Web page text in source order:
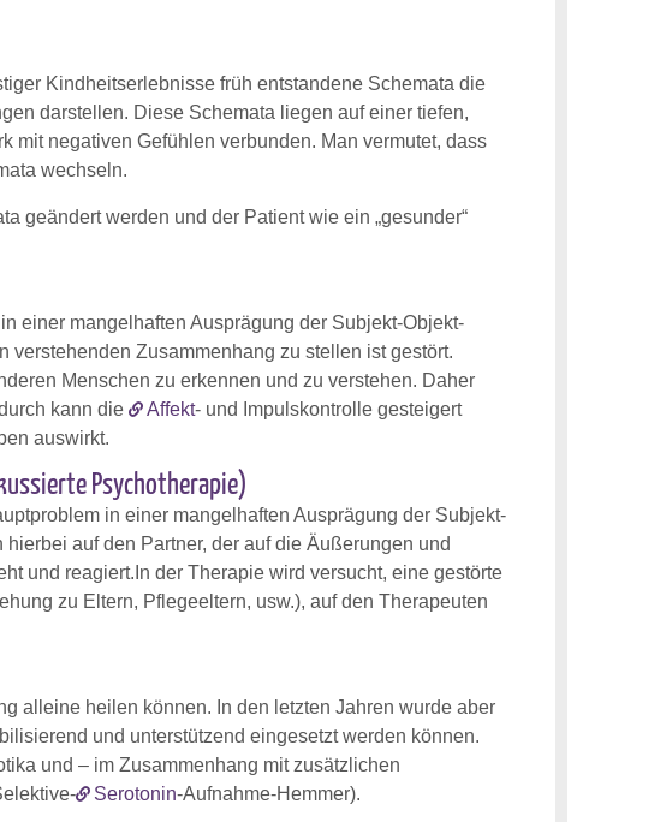
Kindheitserlebnisse früh entstandene Schemata die
darstellen. Diese Schemata liegen auf einer tiefen,
mit negativen Gefühlen verbunden. Man vermutet, dass
wechseln.
geändert werden und der Patient wie ein „gesunder“
einer mangelhaften Ausprägung der Subjekt-Objekt-
Zusammenhang zu stellen ist gestört.
Menschen zu erkennen und zu verstehen. Daher
kann die
Affekt- und Impulskontrolle gesteigert
auswirkt.
Psychotherapie)
in einer mangelhaften Ausprägung der Subjekt-
auf den Partner, der auf die Äußerungen und
und reagiert.In der Therapie wird versucht, eine gestörte
zu Eltern, Pflegeeltern, usw.), auf den Therapeuten
alleine heilen können. In den letzten Jahren wurde aber
und unterstützend eingesetzt werden können.
und – im Zusammenhang mit zusätzlichen
Serotonin-Aufnahme-Hemmer).